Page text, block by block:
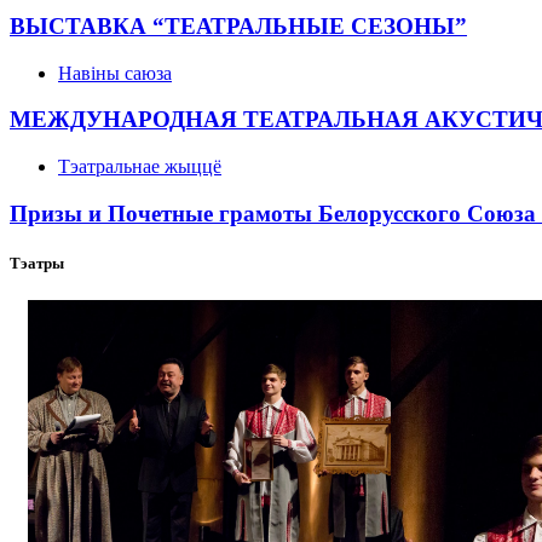
ВЫСТАВКА “ТЕАТРАЛЬНЫЕ СЕЗОНЫ”
Навіны саюза
МЕЖДУНАРОДНАЯ ТЕАТРАЛЬНАЯ
Тэатральнае жыццё
Призы и Почетные грамоты Белорусского Союза
Тэатры